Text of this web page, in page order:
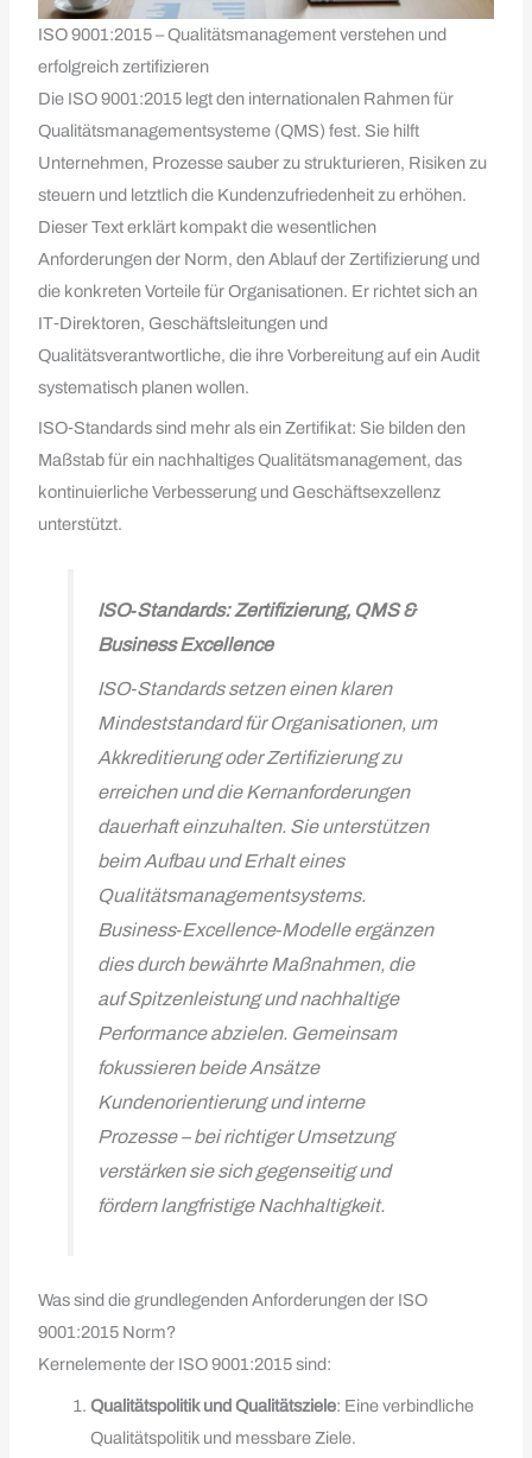
ISO 9001:2015 – Qualitätsmanagement verstehen und
erfolgreich zertifizieren
Die ISO 9001:2015 legt den internationalen Rahmen für
Qualitätsmanagementsysteme (QMS) fest. Sie hilft
Unternehmen, Prozesse sauber zu strukturieren, Risiken zu
steuern und letztlich die Kundenzufriedenheit zu erhöhen.
Dieser Text erklärt kompakt die wesentlichen
Anforderungen der Norm, den Ablauf der Zertifizierung und
die konkreten Vorteile für Organisationen. Er richtet sich an
IT‑Direktoren, Geschäftsleitungen und
Qualitätsverantwortliche, die ihre Vorbereitung auf ein Audit
systematisch planen wollen.
ISO‑Standards sind mehr als ein Zertifikat: Sie bilden den
Maßstab für ein nachhaltiges Qualitätsmanagement, das
kontinuierliche Verbesserung und Geschäftsexzellenz
unterstützt.
ISO‑Standards: Zertifizierung, QMS &
Business Excellence
ISO‑Standards setzen einen klaren
Mindeststandard für Organisationen, um
Akkreditierung oder Zertifizierung zu
erreichen und die Kernanforderungen
dauerhaft einzuhalten. Sie unterstützen
beim Aufbau und Erhalt eines
Qualitätsmanagementsystems.
Business‑Excellence‑Modelle ergänzen
dies durch bewährte Maßnahmen, die
auf Spitzenleistung und nachhaltige
Performance abzielen. Gemeinsam
fokussieren beide Ansätze
Kundenorientierung und interne
Prozesse – bei richtiger Umsetzung
verstärken sie sich gegenseitig und
fördern langfristige Nachhaltigkeit.
Was sind die grundlegenden Anforderungen der ISO
9001:2015 Norm?
Kernelemente der ISO 9001:2015 sind:
Qualitätspolitik und Qualitätsziele: Eine verbindliche
Qualitätspolitik und messbare Ziele.